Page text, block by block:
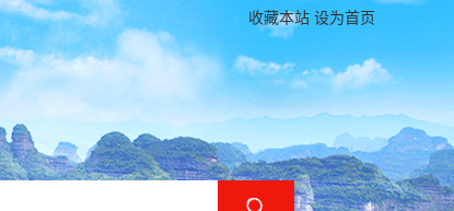
收藏本站 设为首页